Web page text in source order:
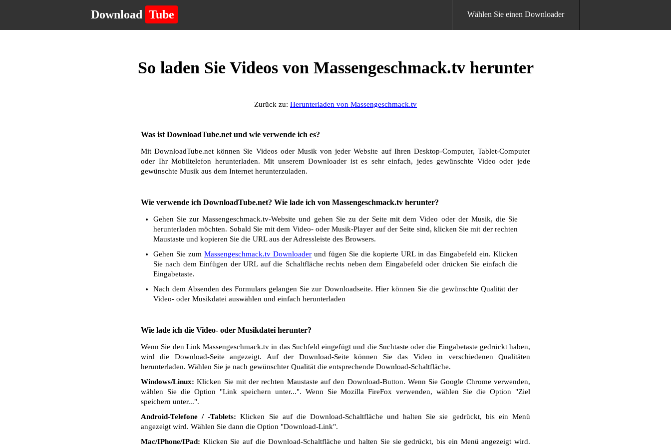
Download Tube Wählen Sie einen Downloader
So laden Sie Videos von Massengeschmack.tv herunter
Zurück zu: Herunterladen von Massengeschmack.tv
Was ist DownloadTube.net und wie verwende ich es?
Mit DownloadTube.net können Sie Videos oder Musik von jeder Website auf Ihren Desktop-Computer, Tablet-Computer
oder Ihr Mobiltelefon herunterladen. Mit unserem Downloader ist es sehr einfach, jedes gewünschte Video oder jede
gewünschte Musik aus dem Internet herunterzuladen.
Wie verwende ich DownloadTube.net? Wie lade ich von Massengeschmack.tv herunter?
Gehen Sie zur Massengeschmack.tv-Website und gehen Sie zu der Seite mit dem Video oder der Musik, die Sie
herunterladen möchten. Sobald Sie mit dem Video- oder Musik-Player auf der Seite sind, klicken Sie mit der rechten
Maustaste und kopieren Sie die URL aus der Adressleiste des Browsers.
Gehen Sie zum Massengeschmack.tv Downloader und fügen Sie die kopierte URL in das Eingabefeld ein. Klicken
Sie nach dem Einfügen der URL auf die Schaltfläche rechts neben dem Eingabefeld oder drücken Sie einfach die
Eingabetaste.
Nach dem Absenden des Formulars gelangen Sie zur Downloadseite. Hier können Sie die gewünschte Qualität der
Video- oder Musikdatei auswählen und einfach herunterladen
Wie lade ich die Video- oder Musikdatei herunter?
Wenn Sie den Link Massengeschmack.tv in das Suchfeld eingefügt und die Suchtaste oder die Eingabetaste gedrückt haben,
wird die Download-Seite angezeigt. Auf der Download-Seite können Sie das Video in verschiedenen Qualitäten
herunterladen. Wählen Sie je nach gewünschter Qualität die entsprechende Download-Schaltfläche.
Windows/Linux: Klicken Sie mit der rechten Maustaste auf den Download-Button. Wenn Sie Google Chrome verwenden,
wählen Sie die Option "Link speichern unter...". Wenn Sie Mozilla FireFox verwenden, wählen Sie die Option "Ziel
speichern unter...".
Android-Telefone / -Tablets: Klicken Sie auf die Download-Schaltfläche und halten Sie sie gedrückt, bis ein Menü
angezeigt wird. Wählen Sie dann die Option "Download-Link".
Mac/IPhone/IPad: Klicken Sie auf die Download-Schaltfläche und halten Sie sie gedrückt, bis ein Menü angezeigt wird.